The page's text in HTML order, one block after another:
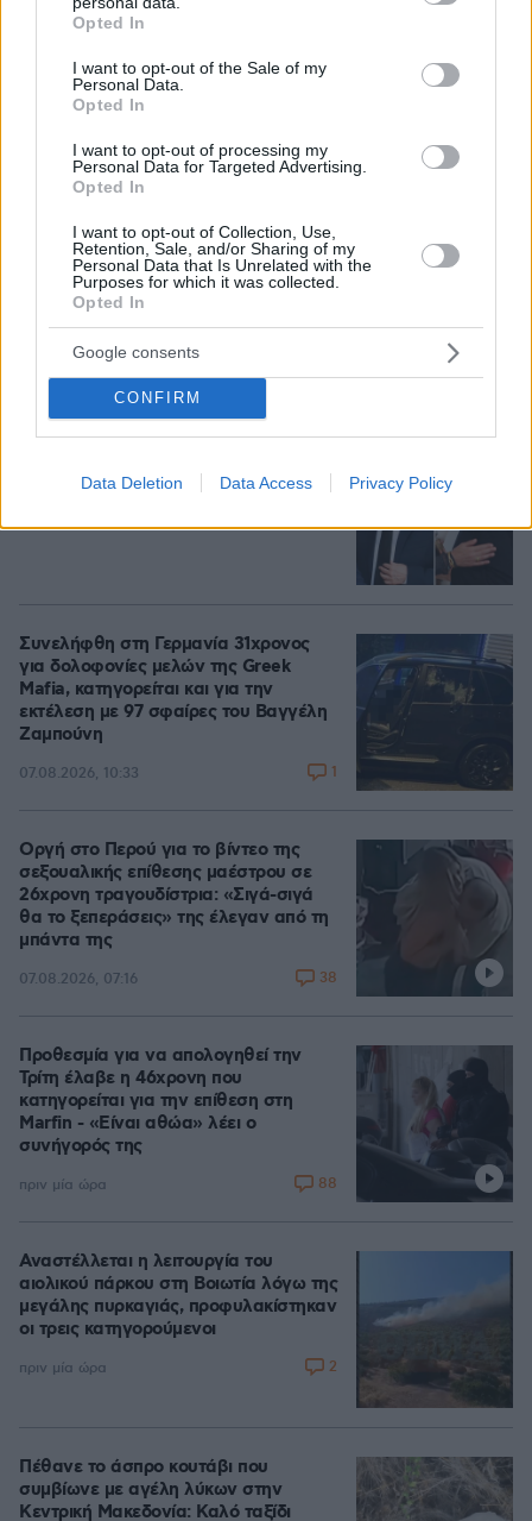
grant or deny consent to Google and its third-party tags to
use your data for below specified purposes in below Google
consent section.
Opted In
I want to opt-out of the Sale of my
Personal Data.
Opted In
I want to opt-out of processing my
Personal Data for Targeted Advertising.
Opted In
I want to opt-out of Collection, Use,
Retention, Sale, and/or Sharing of my
Personal Data that Is Unrelated with the
Purposes for which it was collected.
Opted In
Google consents
CONFIRM
Data Deletion Data Access Privacy Policy
Πόσο κοστίζει μία εβδομάδα σε βίλες -
παράδεισους
07.08.2026, 09:43
Στο Α΄ Νεκροταφείο το μνημόσυνο
της Λένας Σαμαρά
Συνελήφθη στη Γερμανία 31χρονος
για δολοφονίες μελών της Greek
Mafia, κατηγορείται και για την
εκτέλεση με 97 σφαίρες του Βαγγέλη
Ζαμπούνη
07.08.2026, 10:33 1
Οργή στο Περού για το βίντεο της
σεξουαλικής επίθεσης μαέστρου σε
26χρονη τραγουδίστρια: «Σιγά-σιγά
θα το ξεπεράσεις» της έλεγαν από τη
μπάντα της
07.08.2026, 07:16 38
Προθεσμία για να απολογηθεί την
Τρίτη έλαβε η 46χρονη που
κατηγορείται για την επίθεση στη
Marfin - «Είναι αθώα» λέει ο
συνήγορός της
πριν μία ώρα 88
Αναστέλλεται η λειτουργία του
αιολικού πάρκου στη Βοιωτία λόγω της
μεγάλης πυρκαγιάς, προφυλακίστηκαν
οι τρεις κατηγορούμενοι
πριν μία ώρα 2
Πέθανε το άσπρο κουτάβι που
συμβίωνε με αγέλη λύκων στην
Κεντρική Μακεδονία: Καλό ταξίδι